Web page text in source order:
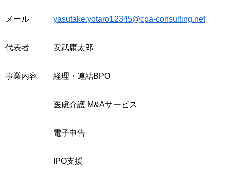
メール yasutake.yotaro12345@cpa-consulting.net
代表者 安武庸太郎
事業内容 経理・連結BPO
医慮介護 M&Aサービス
電子申告
IPO支援